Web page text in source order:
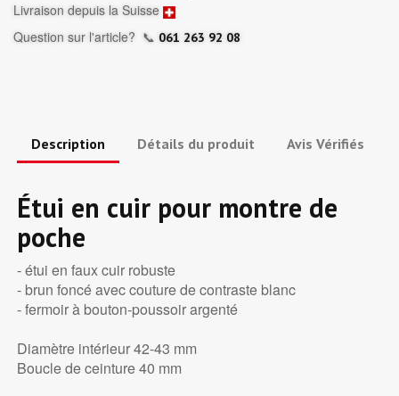
Livraison depuis la Suisse
Question sur l'article? 📞 061 263 92 08
Description Détails du produit Avis Vérifiés
Étui en cuirpour montre de
poche
- étui en faux cuir robuste
- brun foncé avec couture de contraste blanc
- fermoir à bouton-poussoir argenté
Diamètre intérieur 42-43 mm
Boucle de ceinture 40 mm